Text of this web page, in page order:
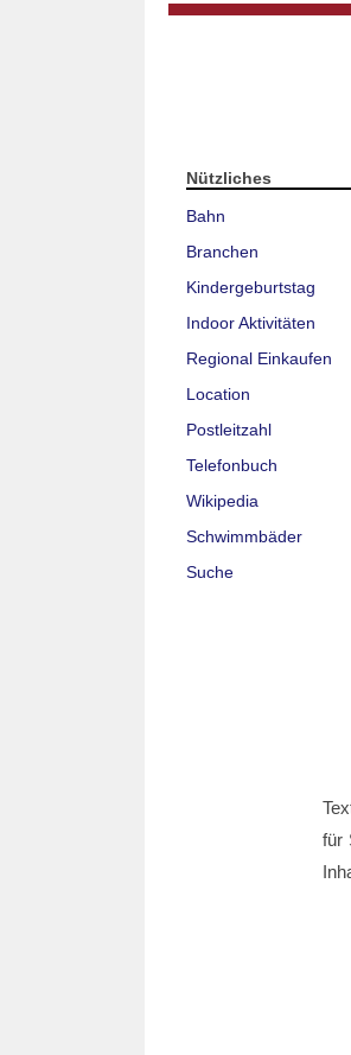
Nützliches
Bahn
Branchen
Kindergeburtstag
Indoor Aktivitäten
Regional Einkaufen
Location
Postleitzahl
Telefonbuch
Wikipedia
Schwimmbäder
Suche
für